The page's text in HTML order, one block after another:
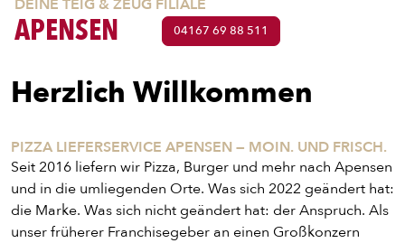
DEINE TEIG & ZEUG FILIALE
APENSEN 04167 69 88 511
Herzlich Willkommen
PIZZA LIEFERSERVICE APENSEN — MOIN. UND FRISCH.
Seit 2016 liefern wir Pizza, Burger und mehr nach Apensen
und in die umliegenden Orte. Was sich 2022 geändert hat:
die Marke. Was sich nicht geändert hat: der Anspruch. Als
unser früherer Franchisegeber an einen Großkonzern